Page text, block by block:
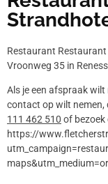
Restaurant Restaurant
Vroonweg 35 in
Als je een afspraak
contact op wilt
111 462 510 of bezoek
https://